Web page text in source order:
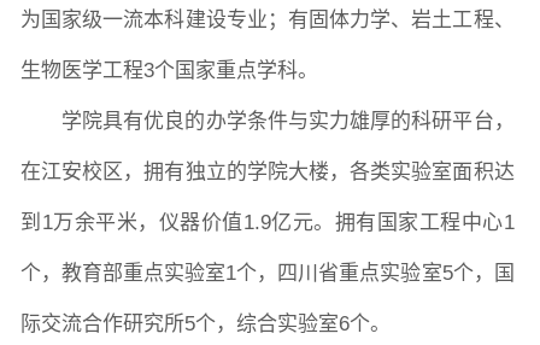
为国家级一流本科建设专业；有固体力学、岩土工程、
生物医学工程3个国家重点学科。
学院具有优良的办学条件与实力雄厚的科研平台，
在江安校区，拥有独立的学院大楼，各类实验室面积达
到1万余平米，仪器价值1.9亿元。拥有国家工程中心1
个，教育部重点实验室1个，四川省重点实验室5个，国
际交流合作研究所5个，综合实验室6个。